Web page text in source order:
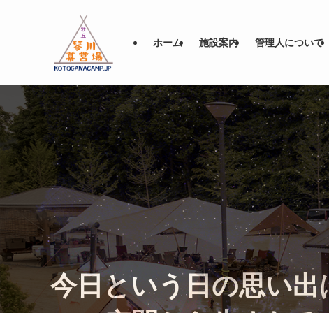
ホーム 施設案内 管理人について
川のせせらぎと共に。
ソロキャンおすすめの
今日という日の思い出